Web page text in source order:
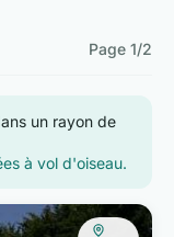
Page 1/2
un rayon de
à vol d'oiseau.